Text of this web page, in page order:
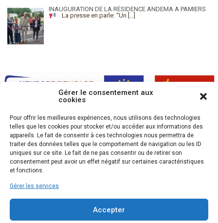
Gérer le consentement aux
cookies
Pour offrir les meilleures expériences, nous utilisons des technologies
telles que les cookies pour stocker et/ou accéder aux informations des
appareils. Le fait de consentir à ces technologies nous permettra de
traiter des données telles que le comportement de navigation ou les ID
uniques sur ce site. Le fait de ne pas consentir ou de retirer son
consentement peut avoir un effet négatif sur certaines caractéristiques
et fonctions.
Gérer les services
Accepter
INAUGURATION DE LA RÉSIDENCE ANDEMA A PAMIERS
La presse en parle: “Un […]